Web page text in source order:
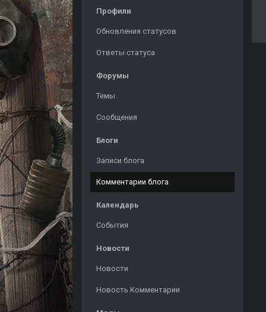
Профили
Обновления статусов
Ответы статуса
Форумы
Темы
Сообщения
Блоги
Записи блога
Комментарии блога
Календарь
События
Новости
Новости
Новость Комментарии